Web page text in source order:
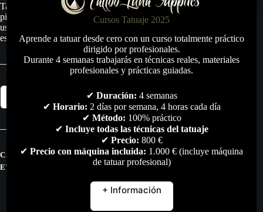
Tattoo Luna S.L. no se hace responsable del mal uso de estos
pigmentos, y por lo tanto no da ninguna garantía más allá del
uso adecuado para el dibujo en lienzos o láminas, fin al que
está destinado este producto.
TIMOR
–
cantidad
Añadir al carrito
CATEGORÍAS:PIGMENTOS,TODO
ETIQUETAS:
MICROPIGMENTACION,NUANCE
Cursos Tatuaje 2025
Aprende a tatuar desde cero con un curso totalmente práctico
dirigido por profesionales.
Durante 4 semanas trabajarás en técnicas reales, materiales
profesionales y prácticas guiadas.
✔ Duración: 4 semanas
✔ Horario: 2 días por semana, 4 horas cada día
✔ Método: 100% práctico
✔ Incluye todas las técnicas del tatuaje
✔ Precio: 800 €
✔ Precio con máquina incluida: 1.000 € (incluye máquina
de tatuar profesional)
+ Información